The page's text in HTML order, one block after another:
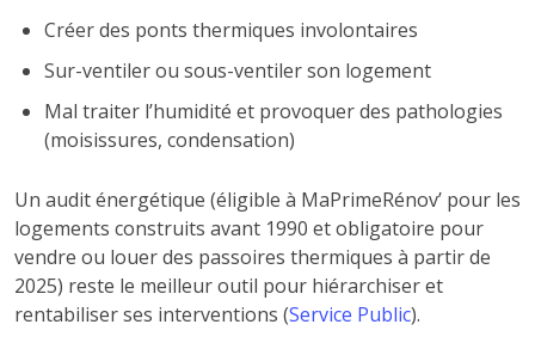
Créer des ponts thermiques involontaires
Sur-ventiler ou sous-ventiler son logement
Mal traiter l’humidité et provoquer des pathologies
(moisissures, condensation)
Un audit énergétique (éligible à MaPrimeRénov’ pour les
logements construits avant 1990 et obligatoire pour
vendre ou louer des passoires thermiques à partir de
2025) reste le meilleur outil pour hiérarchiser et
rentabiliser ses interventions (Service Public).